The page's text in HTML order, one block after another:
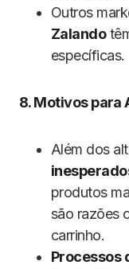
Outros
Zalando
específicas.
8. Motivos para
Além dos
produtos
são razões
carrinho.
Processos